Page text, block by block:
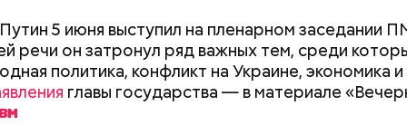
5 июня выступил на пленарном заседании
речи он затронул ряд важных тем, среди
политика, конфликт на Украине, экономика
главы государства — в материале
заявил, что страна не будет поставлять оружие
Украину. Мадьяр на первой встрече с генсеком
после смены власти заявил, что Венгрия снова
альянса.